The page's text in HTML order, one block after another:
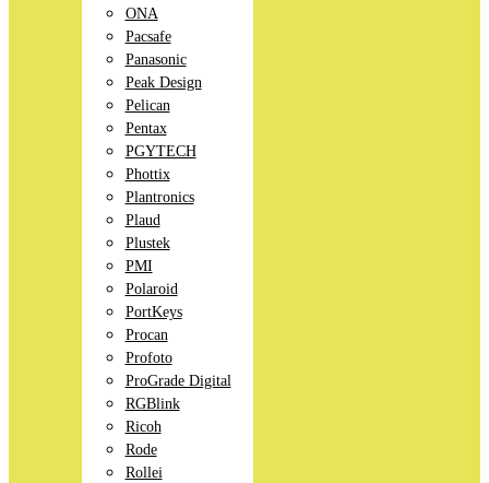
ONA
Pacsafe
Panasonic
Peak Design
Pelican
Pentax
PGYTECH
Phottix
Plantronics
Plaud
Plustek
PMI
Polaroid
PortKeys
Procan
Profoto
ProGrade Digital
RGBlink
Ricoh
Rode
Rollei